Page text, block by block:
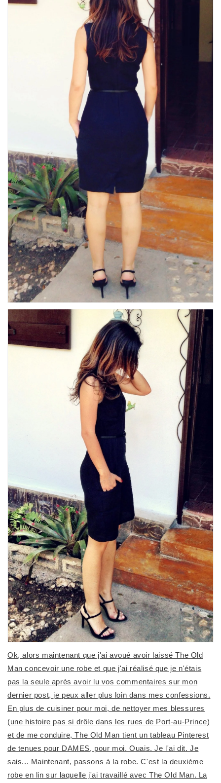
Ok, alors maintenant que j'ai avoué avoir laissé The Old
Man concevoir une robe et que j'ai réalisé que je n'étais
pas la seule après avoir lu vos commentaires sur mon
dernier post, je peux aller plus loin dans mes confessions.
En plus de cuisiner pour moi, de nettoyer mes blessures
(une histoire pas si drôle dans les rues de Port-au-Prince)
et de me conduire, The Old Man tient un tableau Pinterest
de tenues pour DAMES, pour moi. Ouais. Je l'ai dit. Je
sais... Maintenant, passons à la robe. C'est la deuxième
robe en lin sur laquelle j'ai travaillé avec The Old Man. La